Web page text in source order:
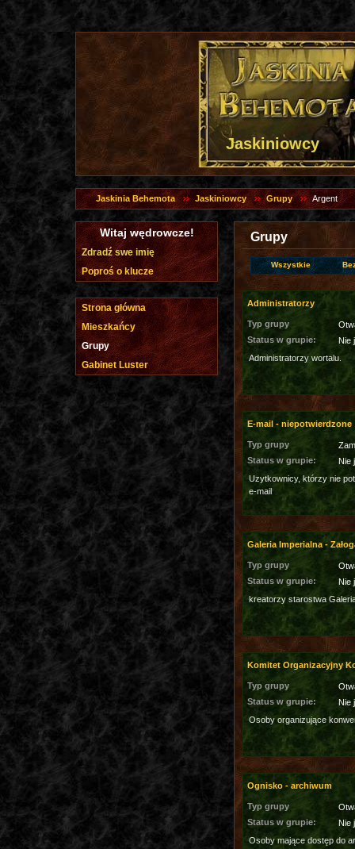
Jaskiniowcy
Jaskinia Behemota Jaskiniowcy Grupy Argent
Grupy
Wszystkie
Administratorzy
Typ grupy
Status w grupie:
Nie
Administratorzy wortalu.
E-mail - niepotwierdzone
Typ grupy
Status w grupie:
Nie
Uzytkownicy, którzy nie
e-mail
Galeria Imperialna -
Typ grupy
Status w grupie:
Nie
kreatorzy starostwa
Komitet Organizacyjny
Typ grupy
Status w grupie:
Nie
Osoby organizujące
Ognisko - archiwum
Typ grupy
Status w grupie:
Nie
Osoby mające dostęp do
Witaj wędrowcze!
Zdradź swe imię
Poproś o klucze
Strona główna
Mieszkańcy
Grupy
Gabinet Luster